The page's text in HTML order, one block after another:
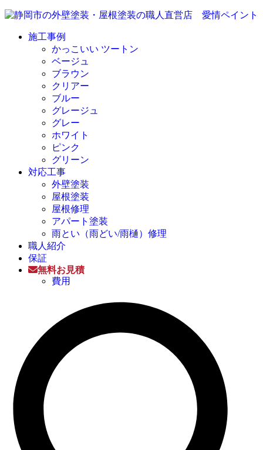
施工事例
かっこいい ツートン
ベージュ
ブラウン
クリアー
ブルー
グレージュ
グレー
ホワイト
ピンク
グリーン
対応工事
外壁塗装
屋根塗装
屋根修理
アパート塗装
雨とい（雨どい/雨樋）修理
職人紹介
保証
無料お見積
費用